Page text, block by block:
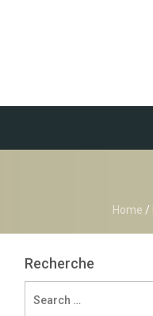
Home /
Recherche
for: